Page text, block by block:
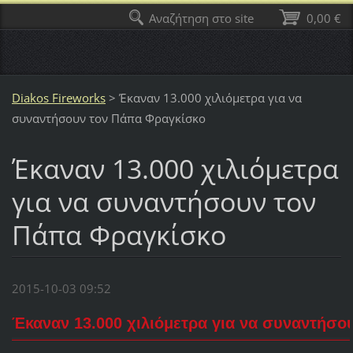
Diakos Fireworks > Έκαναν 13.000 χιλιόμετρα για να
συναντήσουν τον Πάπα Φραγκίσκο
Έκαναν 13.000 χιλιόμετρα
για να συναντήσουν τον
Πάπα Φραγκίσκο
2015-10-03 09:52
Έκαναν 13.000 χιλιόμετρα για να
0,00 €
Αναζήτηση στο site